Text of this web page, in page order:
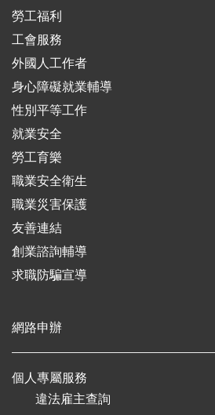
勞工福利
工會服務
外國人工作者
身心障礙就業輔導
性別平等工作
就業安全
勞工育樂
職業安全衛生
職業災害保護
友善連結
創業諮詢輔導
求職防騙宣導
網路申辦
個人專屬服務
違法雇主查詢